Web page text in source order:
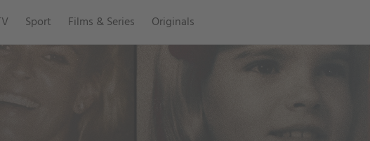
Sport Films & Series Originals